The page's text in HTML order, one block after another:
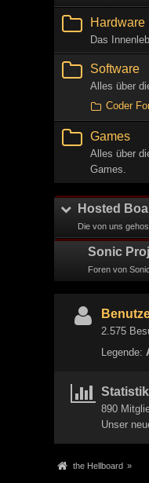
Hardware
Das
Software
Alles über
Coder
Games
Alles über
Games.
Hosted
Die von uns
Sonic
Foren von
2.575
Legende:
Statistik
890
Unser
the Hellboard »